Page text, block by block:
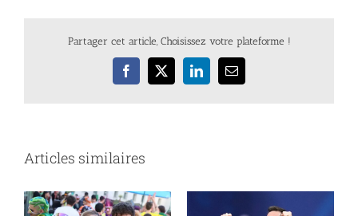
Partager cet article, Choisissez votre plateforme !
Facebook
X LinkedInEmail
Articles similaires